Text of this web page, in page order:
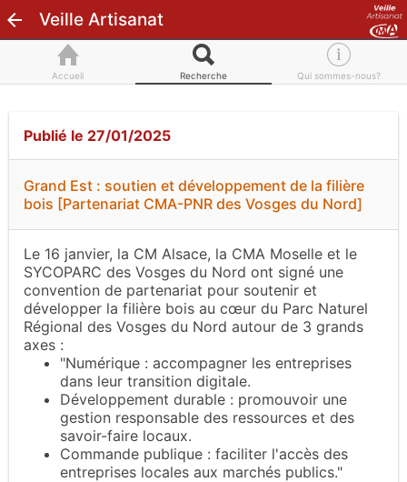
Veille Artisanat
Accueil Recherche Qui sommes-nous?
Publié le 27/01/2025
Grand Est : soutien et développement de la filière
bois [Partenariat CMA-PNR des Vosges du Nord]
Le 16 janvier, la CM Alsace, la CMA Moselle et le
SYCOPARC des Vosges du Nord ont signé une
convention de partenariat pour soutenir et
développer la filière bois au cœur du Parc Naturel
Régional des Vosges du Nord autour de 3 grands
axes :
"Numérique : accompagner les entreprises
dans leur transition digitale.
Développement durable : promouvoir une
gestion responsable des ressources et des
savoir-faire locaux.
Commande publique : faciliter l'accès des
entreprises locales aux marchés publics."